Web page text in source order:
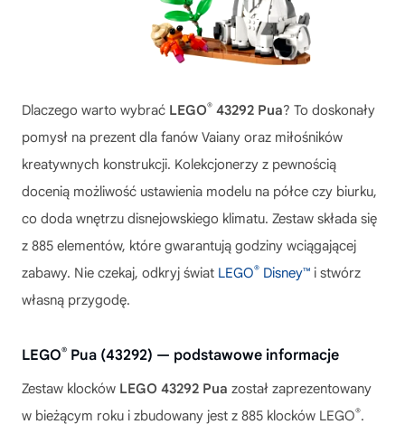
Dlaczego warto wybrać LEGO® 43292 Pua? To doskonały
pomysł na prezent dla fanów Vaiany oraz miłośników
kreatywnych konstrukcji. Kolekcjonerzy z pewnością
docenią możliwość ustawienia modelu na półce czy biurku,
co doda wnętrzu disnejowskiego klimatu. Zestaw składa się
z 885 elementów, które gwarantują godziny wciągającej
zabawy. Nie czekaj, odkryj świat LEGO® Disney™ i stwórz
własną przygodę.
LEGO® Pua (43292) — podstawowe informacje
Zestaw klocków LEGO 43292 Pua został zaprezentowany
w bieżącym roku i zbudowany jest z 885 klocków LEGO®.